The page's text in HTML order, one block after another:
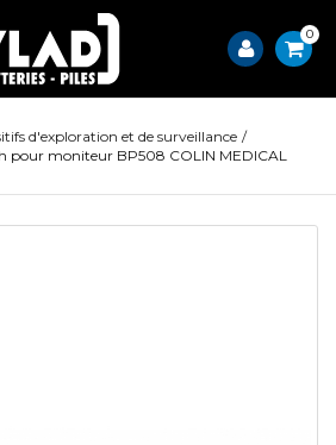
0
d'exploration et de surveillance /
pour moniteur BP508 COLIN MEDICAL